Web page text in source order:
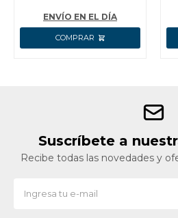
ENVÍO EN EL DÍA
Suscríbete a
Recibe todas las novedades y